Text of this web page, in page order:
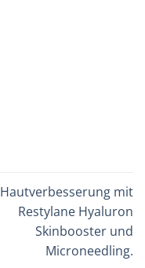
Hautverbesserung mit
Restylane Hyaluron
Skinbooster und
Microneedling.